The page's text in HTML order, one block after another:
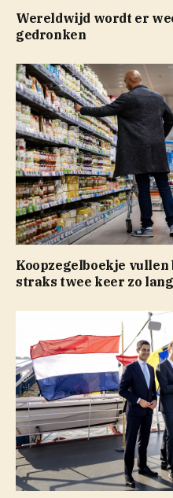
Wereldwijd wordt er
gedronken
Koopzegelboekje
straks twee keer zo lang